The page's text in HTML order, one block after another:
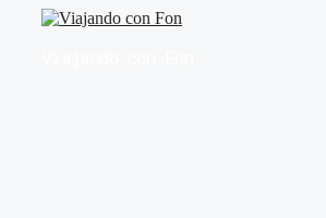
Saltar